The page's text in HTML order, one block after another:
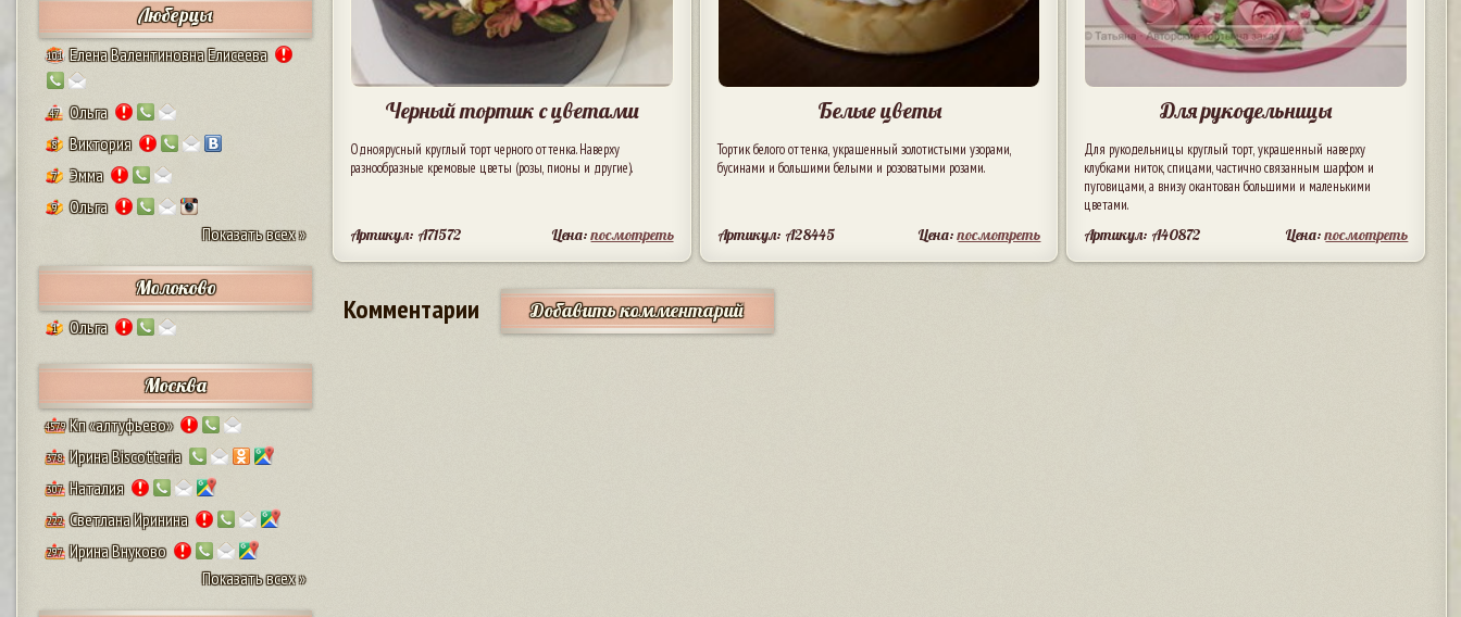
Люберцы
101 Елена Валентиновна Елисеева
47 Ольга
8 Виктория
7 Эмма
9
Ольга
Показать всех »
Молоково
1 Ольга
Москва
4579 Кп «алтуфьево»
378 Ирина Biscotteria
307 Наталия
222 Светлана Иринина
297 Ирина Внуково
Показать всех »
Черный тортик с цветами
Одноярусный круглый торт черного оттенка. Наверху
разнообразные кремовые цветы (розы, пионы и другие).
Артикул: A71572 Цена:посмотреть
Белые цветы
Тортик белого оттенка, украшенный золотистыми узорами,
бусинами и большими белыми и розоватыми розами.
Артикул: A28445 Цена:посмотреть
Для рукодельницы
Для рукодельницы круглый торт, украшенный наверху
клубками ниток, спицами, частично связанным шарфом и
пуговицами, а внизу окантован большими и маленькими
цветами.
Артикул: A40872 Цена:посмотреть
Комментарии Добавить комментарий